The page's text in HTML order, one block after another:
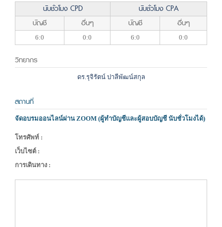
นับชั่วโมง CPD
นับชั่วโมง CPA
บัญชี
อื่นๆ บัญชี อื่นๆ
6:0 0:0 6:0 0:0
วิทยากร
ดร.รุจิรัตน์ ปาลีพัฒน์สกุล
สถานที่
จัดอบรมออนไลน์ผ่าน ZOOM (ผู้ทำบัญชีและผู้สอบบัญชี นับชั่วโมงได้)
โทรศัพท์ :
เว็บไซต์ :
การเดินทาง :